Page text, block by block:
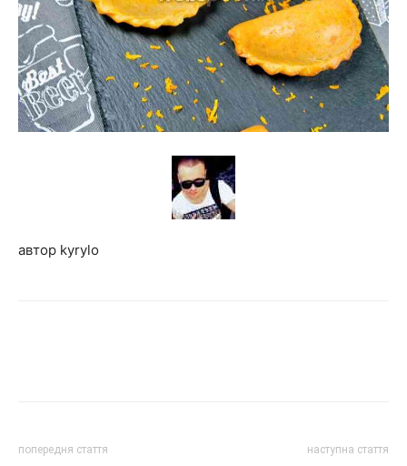
автор kyrylo
попередня стаття наступна стаття